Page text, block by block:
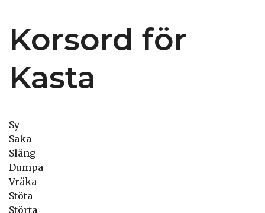
Korsord för
Kasta
Sy
Saka
Släng
Dumpa
Vräka
Stöta
Störta